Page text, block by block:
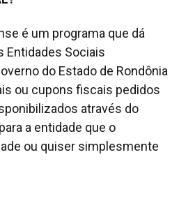
é um programa que dá
Entidades Sociais
do Estado de Rondônia
ou cupons fiscais pedidos
através do
a entidade que o
ou quiser simplesmente